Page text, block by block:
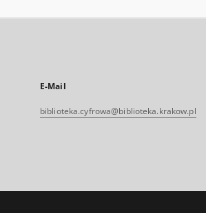
E-Mail
biblioteka.cyfrowa@biblioteka.krakow.pl